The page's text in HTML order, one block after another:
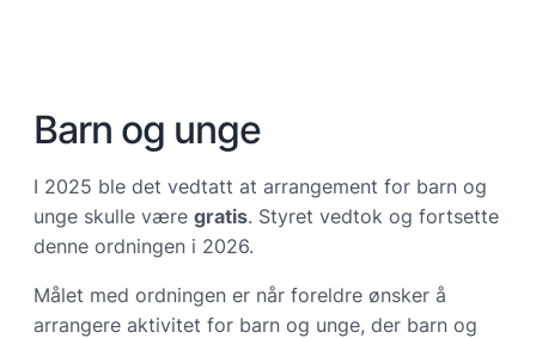
Barn og unge
I 2025 ble det vedtatt at arrangement for barn og
unge skulle være gratis. Styret vedtok og fortsette
denne ordningen i 2026.
Målet med ordningen er når foreldre ønsker å
arrangere aktivitet for barn og unge, der barn og